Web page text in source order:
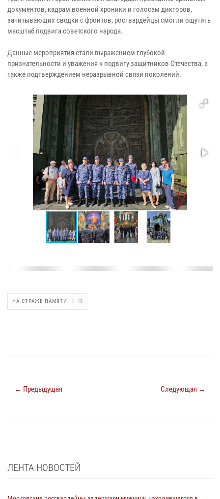
документов, кадрам военной хроники и голосам дикторов,
зачитывающих сводки с фронтов, росгвардейцы смогли ощутить
масштаб подвига советского народа.
Данные мероприятия стали выражением глубокой
признательности и уважения к подвигу защитников Отечества, а
также подтверждением неразрывной связи поколений.
НА СТРАЖЕ ПАМЯТИ 18
← Предыдущая Следующая →
ЛЕНТА НОВОСТЕЙ